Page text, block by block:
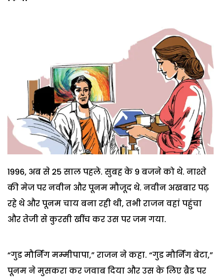
1996, अब से 25 साल पहले. सुबह के 9 बजने को थे. नाश्ते
की मेज पर नवीन और पूनम मौजूद थे. नवीन अखबार पढ़
रहे थे और पूनम चाय बना रही थी, तभी राजन वहां पहुंचा
और तेजी से कुरसी खींच कर उस पर जम गया.
“गुड मौर्निंग मम्मीपापा,” राजन ने कहा. “गुड मौर्निंग बेटा,”
पूनम ने मुसकरा कर जवाब दिया और उस के लिए ब्रैड पर